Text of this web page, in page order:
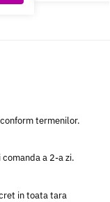
termenilor.
a 2-a zi.
in toata tara